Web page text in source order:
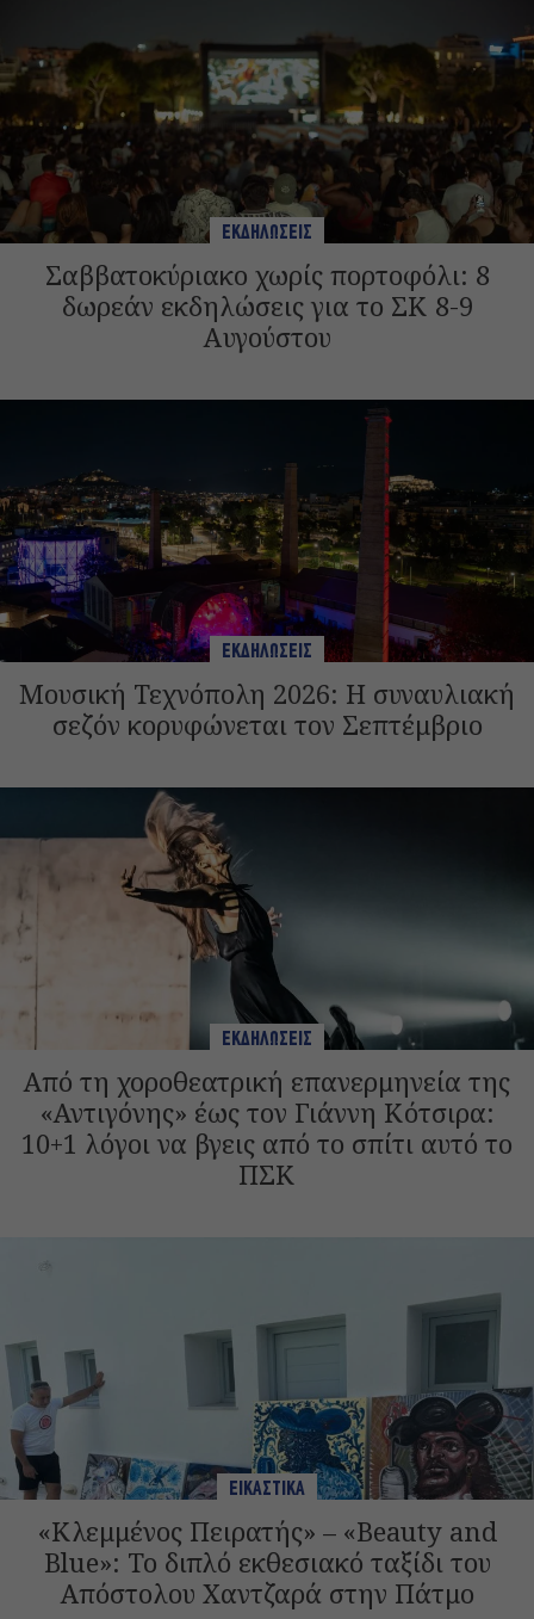
ΕΚΔΗΛΩΣΕΙΣ
Σαββατοκύριακο χωρίς πορτοφόλι: 8
δωρεάν εκδηλώσεις για το ΣΚ 8-9
Αυγούστου
ΕΚΔΗΛΩΣΕΙΣ
Μουσική Τεχνόπολη 2026: Η συναυλιακή
σεζόν κορυφώνεται τον Σεπτέμβριο
ΕΚΔΗΛΩΣΕΙΣ
Από τη χοροθεατρική επανερμηνεία της
«Αντιγόνης» έως τον Γιάννη Κότσιρα:
10+1 λόγοι να βγεις από το σπίτι αυτό το
ΠΣΚ
ΕΙΚΑΣΤΙΚΑ
«Κλεμμένος Πειρατής» – «Beauty and
Blue»: Το διπλό εκθεσιακό ταξίδι του
Απόστολου Χαντζαρά στην Πάτμο